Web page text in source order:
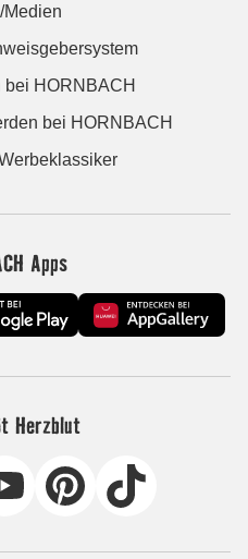
Medien
bei HORNBACH
bei HORNBACH
Apps
Herzblut